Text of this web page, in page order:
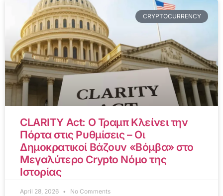
CRYPTOCURRENCY
CLARITY Act: Ο Τραμπ Κλείνει την
Πόρτα στις Ρυθμίσεις – Οι
Δημοκρατικοί Βάζουν «Βόμβα» στο
Μεγαλύτερο Crypto Νόμο της
Ιστορίας
April 28, 2026 No Comments